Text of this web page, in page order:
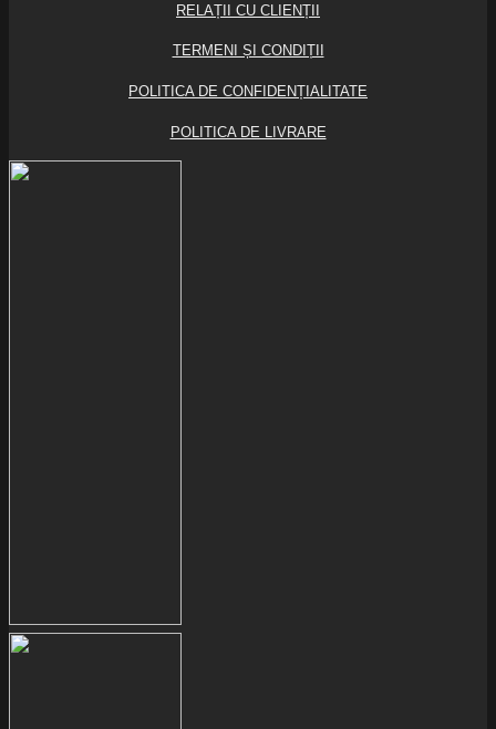
RELAȚII CU CLIENȚII
TERMENI ȘI CONDIȚII
POLITICA DE CONFIDENȚIALITATE
POLITICA DE LIVRARE